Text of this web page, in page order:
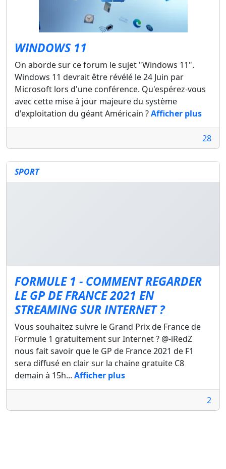
WINDOWS 11
On aborde sur ce forum le sujet "Windows 11".
Windows 11 devrait être révélé le 24 Juin par
Microsoft lors d'une conférence. Qu'espérez-vous
avec cette mise à jour majeure du système
d'exploitation du géant Américain ?Afficher plus
28
SPORT
FORMULE 1 - COMMENT REGARDER
LE GP DE FRANCE 2021 EN
STREAMING SUR INTERNET ?
Vous souhaitez suivre le Grand Prix de France de
Formule 1 gratuitement sur Internet ? @-iRedZ
nous fait savoir que le GP de France 2021 de F1
sera diffusé en clair sur la chaine gratuite C8
demain à 15h... Afficher plus
2